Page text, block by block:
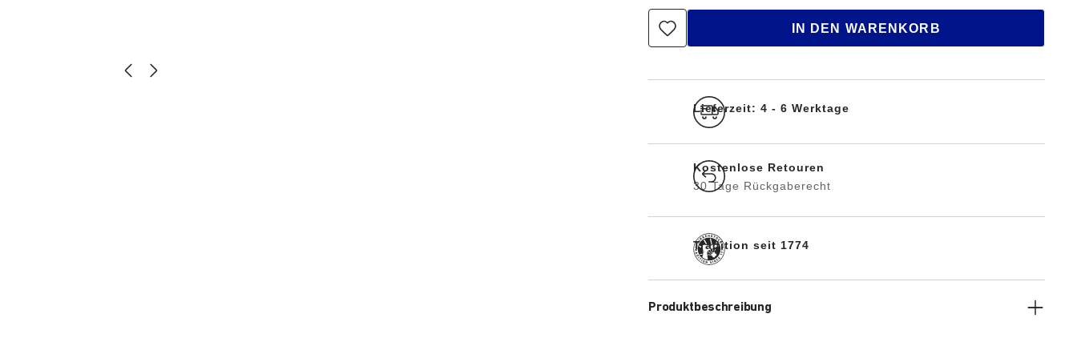
IN DEN WARENKORB
Lieferzeit: 4 - 6 Werktage
Kostenlose Retouren
30 Tage Rückgaberecht
Tradition seit 1774
Produktbeschreibung